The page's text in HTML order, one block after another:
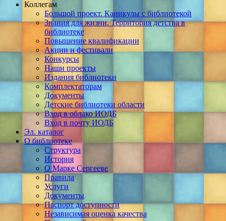
Коллегам
Большой проект. Каникулы с библиотекой
Знания для жизни. Территория детства в
библиотеке
Повышение квалификации
Акции и фестивали
Конкурсы
Наши проекты
Издания библиотеки
Комплектаторам
Документы
Детские библиотеки области
Вход в облако ИОДБ
Вход в почту ИОДБ
Эл. каталог
О библиотеке
Структура
История
О Марке Сергееве
Правила
Услуги
Документы
Паспорт доступности
Независимая оценка качества